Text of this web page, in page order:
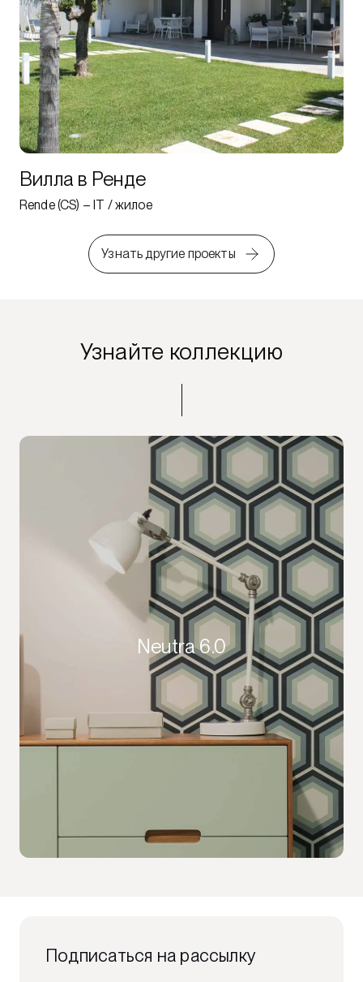
Вилла в Ренде
Rende (CS) – IT / жилое
Узнать другие проекты
Узнайте коллекцию
Neutra 6.0
Подписаться на рассылку